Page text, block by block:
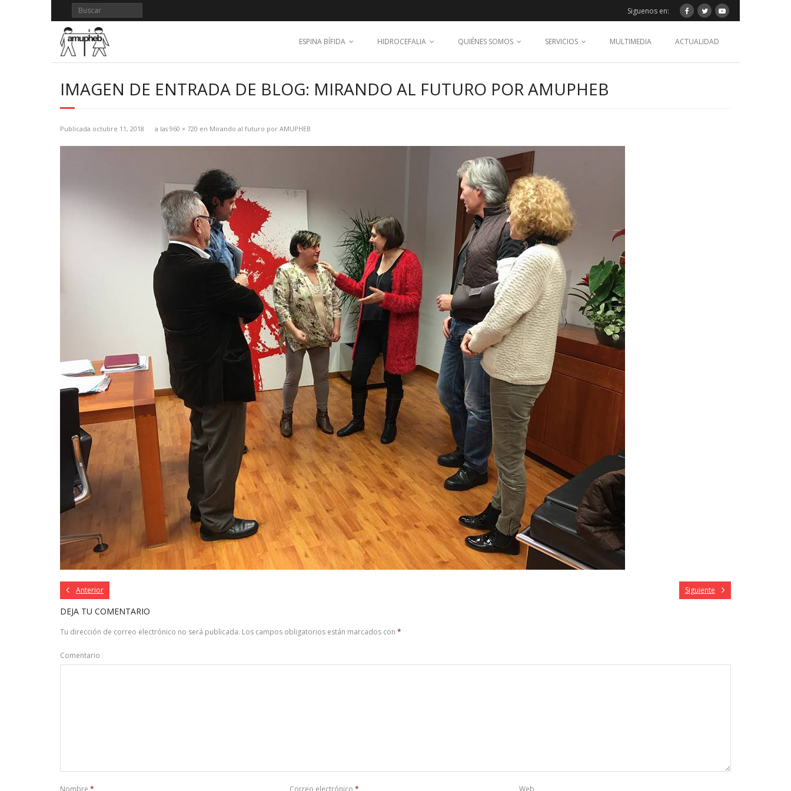
contenido
Siguenos en:
ESPINA BÍFIDA HIDROCEFALIA QUIÉNES SOMOS SERVICIOS MULTIMEDIA ACTUALIDAD
IMAGEN DE ENTRADA DE BLOG: MIRANDO AL FUTURO POR AMUPHEB
Publicada octubre 11, 2018 a las 960 × 720 en Mirando al futuro por AMUPHEB
Anterior Siguiente
DEJA TU COMENTARIO
Tu dirección de correo electrónico no será publicada. Los campos obligatorios están marcados con *
Comentario
Nombre * Correo electrónico * Web